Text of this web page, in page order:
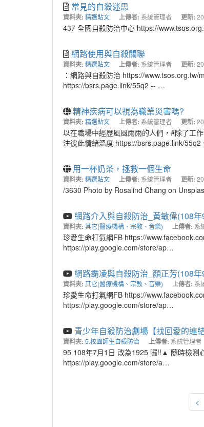
常見的自殺迷思
資料夾: 精選貼文 上傳者: 系統管理者 更新:
437 全國自殺防治中心 https://
網路使用與自殺關聯
資料夾: 精選貼文 上傳者: 系統管理者 更新:
：網路與自殺防治 https://
https://bsrs.page.link/55q2 -- …
精神疾病可以視為職業災害嗎?
資料夾: 精選貼文 上傳者: 系統管理者 更新:
以在職場中經歷風風雨雨的人們，#除了工
注彼此情緒溫度 https://bsrs.page.link/
用一杯奶茶，拯救一個生命
資料夾: 精選貼文 上傳者: 系統管理者 更新:
/3630 Photo by Rosalind Chang on
網路介入與自殺防治_黃敏偉(108年
資料夾: 其它(醫療機構、宗教、音樂) 上傳者: 系
珍愛生命打氣網FB https://
https://play.google.com/store/ap…
網路霸凌與自殺防治_顏正芳(108年
資料夾: 其它(醫療機構、宗教、音樂) 上傳者: 系
珍愛生命打氣網FB https://
https://play.google.com/store/ap…
青少年自殺防治劇場【找回愛的連結
資料夾: 5.校園師生自殺防治 上傳者: 系統管理者
95 108年7月1日 改為1925 囉!!▲ 隨時檢測
https://play.google.com/store/a…
<